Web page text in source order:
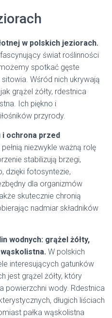
w polskich jeziorach.
świat roślinności
spotkać gęste
Wśród nich ukrywają
grążel żółty, rdestnica
Ich piękno i
przyrody.
i ochrona przed
niezwykle ważną rolę
stabilizują brzegi,
dzięki fotosyntezie,
dla organizmów
skutecznie chronią
nadmiar składników
wodnych: grążel żółty,
wąskolistna. W polskich
interesujących gatunków
jest grążel żółty, który
powierzchni wody. Rdestnica
długich liściach
pałka wąskolistna